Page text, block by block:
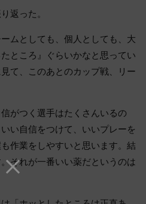
返った。
ムとしても、個人としても、大
ところ』ぐらいかなと思ってい
て、このあとのカップ戦、リー
がつく選手はたくさんいるの
い自信をつけて、いいプレーを
作業をしやすいと思います。結
それが一番いい薬だというのは